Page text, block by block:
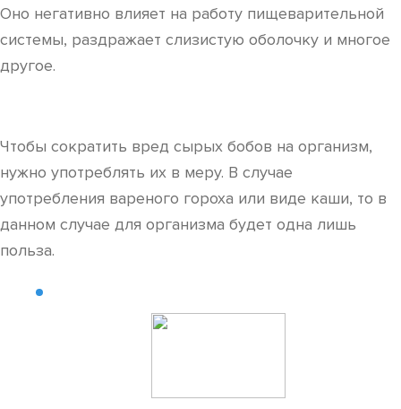
Оно негативно влияет на работу пищеварительной
системы, раздражает слизистую оболочку и многое
другое.
Чтобы сократить вред сырых бобов на организм,
нужно употреблять их в меру. В случае
употребления вареного гороха или виде каши, то в
данном случае для организма будет одна лишь
польза.